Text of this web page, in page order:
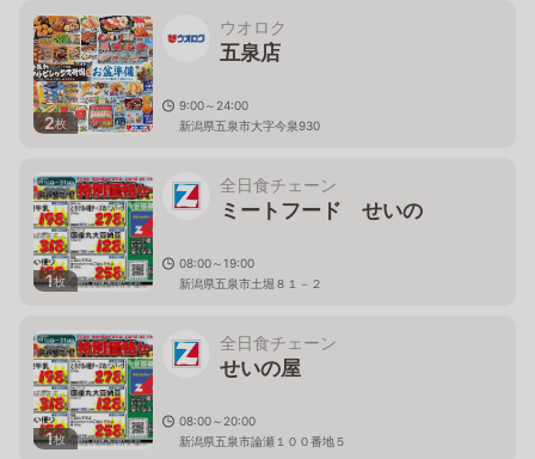
2枚
ウオロク
五泉店
9:00～24:00
新潟県五泉市大字今泉930
1枚
全日食チェーン
ミートフード せいの
08:00～19:00
新潟県五泉市土堀８１－２
1枚
全日食チェーン
せいの屋
08:00～20:00
新潟県五泉市論瀬１００番地５